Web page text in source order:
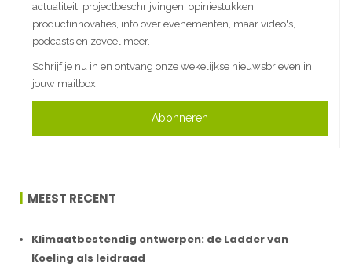
actualiteit, projectbeschrijvingen, opiniestukken,
productinnovaties, info over evenementen, maar video's,
podcasts en zoveel meer.
Schrijf je nu in en ontvang onze wekelijkse nieuwsbrieven in
jouw mailbox.
Abonneren
MEEST RECENT
Klimaatbestendig ontwerpen: de Ladder van
Koeling als leidraad